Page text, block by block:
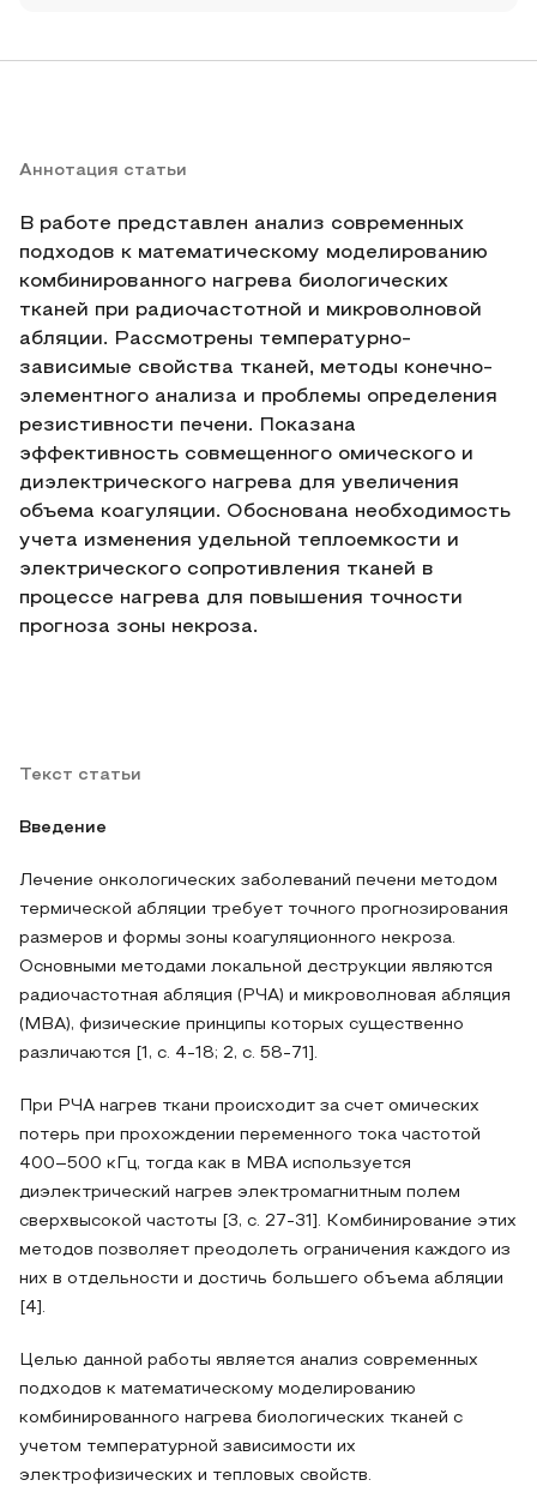
Аннотация статьи
В работе представлен анализ современных
подходов к математическому моделированию
комбинированного нагрева биологических
тканей при радиочастотной и микроволновой
абляции. Рассмотрены температурно-
зависимые свойства тканей, методы конечно-
элементного анализа и проблемы определения
резистивности печени. Показана
эффективность совмещенного омического и
диэлектрического нагрева для увеличения
объема коагуляции. Обоснована необходимость
учета изменения удельной теплоемкости и
электрического сопротивления тканей в
процессе нагрева для повышения точности
прогноза зоны некроза.
Текст статьи
Введение
Лечение онкологических заболеваний печени методом
термической абляции требует точного прогнозирования
размеров и формы зоны коагуляционного некроза.
Основными методами локальной деструкции являются
радиочастотная абляция (РЧА) и микроволновая абляция
(МВА), физические принципы которых существенно
различаются [1, с. 4-18; 2, с. 58-71].
При РЧА нагрев ткани происходит за счет омических
потерь при прохождении переменного тока частотой
400–500 кГц, тогда как в МВА используется
диэлектрический нагрев электромагнитным полем
сверхвысокой частоты [3, с. 27-31]. Комбинирование этих
методов позволяет преодолеть ограничения каждого из
них в отдельности и достичь большего объема абляции
[4].
Целью данной работы является анализ современных
подходов к математическому моделированию
комбинированного нагрева биологических тканей с
учетом температурной зависимости их
электрофизических и тепловых свойств.